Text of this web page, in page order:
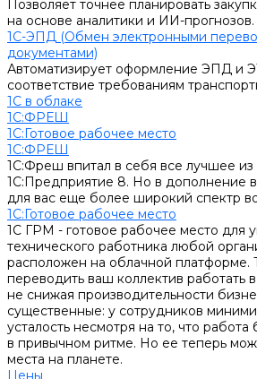
Позволяет точнее планировать
на основе аналитики и ИИ-прогнозов.
1С-ЭПД (Обмен электронными
документами)
Автоматизирует оформление ЭПД и
соответствие требованиям
1С в облаке
1С:ФРЕШ
1C:Готовое рабочее место
1С:ФРЕШ
1С:Фреш впитал в себя все лучшее из
1С:Предприятие 8. Но в дополнение
для вас еще более широкий спектр
1C:Готовое рабочее место
1С ГРМ - готовое рабочее место для
технического работника любой
расположен на облачной платформе.
переводить ваш коллектив работать
не снижая производительности
существенные: у сотрудников
усталость несмотря на то, что
в привычном ритме. Но ее теперь
места на планете.
Цены